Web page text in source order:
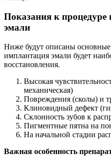
Показания к
эмали
Ниже будут описаны
имплантация эмали будет
восстановления.
Высокая
механическая)
Повреждения (сколы) и
Клиновидный дефект
Склонность зубов к
Пигментные пятна на
На начальной стадии
Важная особенность